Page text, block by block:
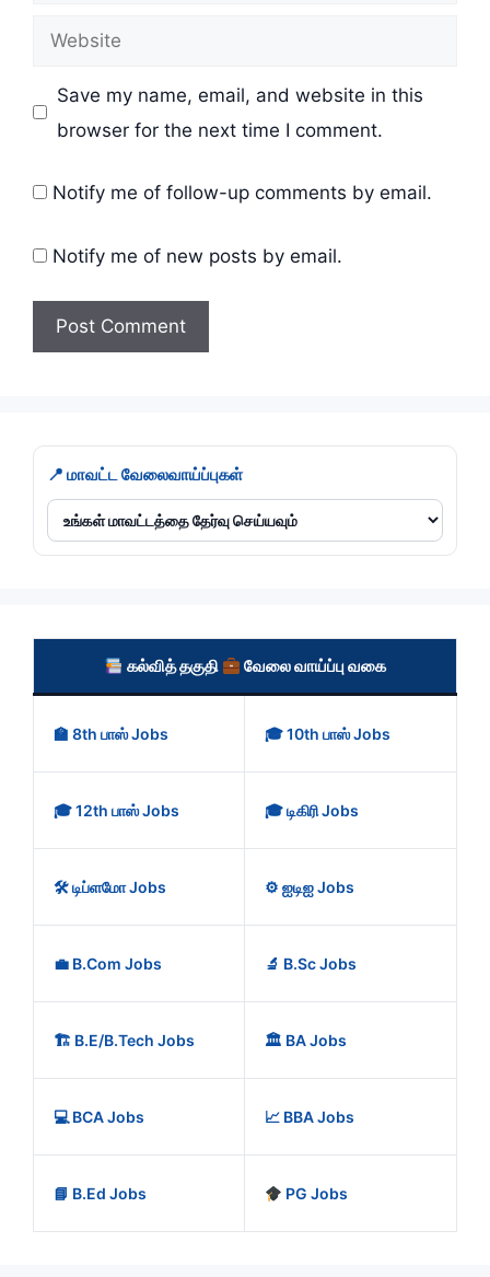
Website
Save my name, email, and website in this
browser for the next time I comment.
Notify me of follow-up comments by email.
Notify me of new posts by email.
📍 மாவட்ட வேலைவாய்ப்புகள்
கல்வித் தகுதி வேலை வாய்ப்பு வகை
🏫 8th பாஸ் Jobs 🎓 10th பாஸ் Jobs
🎓 12th பாஸ் Jobs 🎓 டிகிரி Jobs
🛠️ டிப்ளமோ Jobs ⚙️ ஐடிஐ Jobs
💼 B.Com Jobs 🔬 B.Sc Jobs
🏗️ B.E/B.Tech Jobs 🏛️ BA Jobs
💻 BCA Jobs 📈 BBA Jobs
📘 B.Ed Jobs PG Jobs